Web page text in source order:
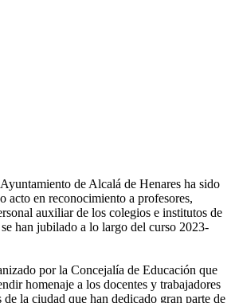
de Alcalá de Henares ha sido
acto en reconocimiento a profesores,
auxiliar de los colegios e institutos de
han jubilado a lo largo del curso 2023-
por la Concejalía de Educación que
homenaje a los docentes y trabajadores
de la ciudad que han dedicado gran parte de